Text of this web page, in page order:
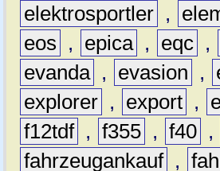
elektrosportler ,
eos
, epica , eqc ,
evanda , evasion ,
explorer , export ,
f12tdf , f355 , f40 ,
fahrzeugankauf ,